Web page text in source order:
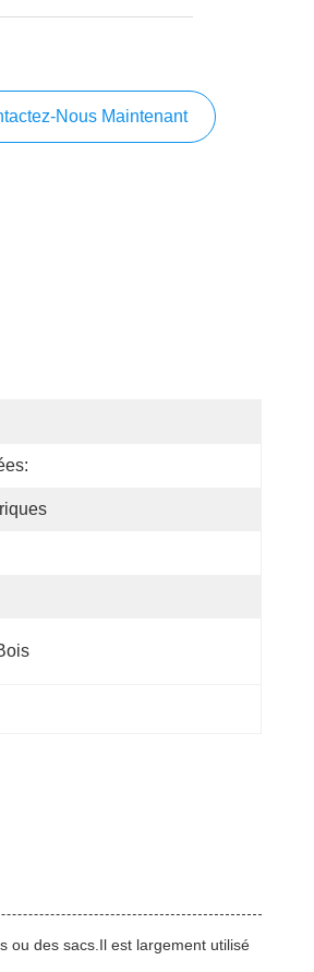
Nous Maintenant
ou des sacs.Il est largement utilisé